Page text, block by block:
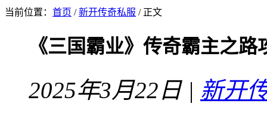
当前位置： 首页 /新开传奇私服 / 正文
《三国霸业》传奇霸主之路
2025年3月22日 | 新开